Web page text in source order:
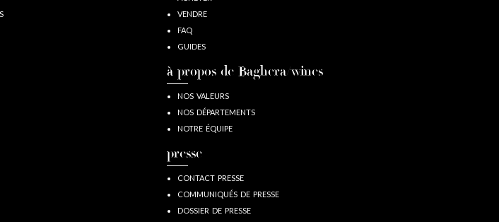
VENDRE
FAQ
GUIDES
à propos de Baghera/wines
NOS VALEURS
NOS DÉPARTEMENTS
NOTRE ÉQUIPE
presse
CONTACT PRESSE
COMMUNIQUÉS DE PRESSE
DOSSIER DE PRESSE